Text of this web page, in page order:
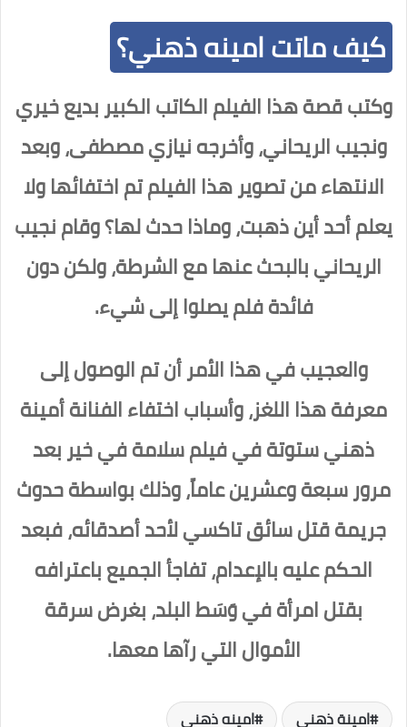
كيف ماتت امينه ذهني؟
وكتب قصة هذا الفيلم الكاتب الكبير بديع خيري
ونجيب الريحاني، وأخرجه نيازي مصطفى، وبعد
الانتهاء من تصوير هذا الفيلم تم اختفائها ولا
يعلم أحد أين ذهبت، وماذا حدث لها؟ وقام نجيب
الريحاني بالبحث عنها مع الشرطة، ولكن دون
فائدة فلم يصلوا إلى شيء.
والعجيب في هذا الأمر أن تم الوصول إلى
معرفة هذا اللغز، وأسباب اختفاء الفنانة أمينة
ذهني ستوتة في فيلم سلامة في خير بعد
مرور سبعة وعشرين عاماً، وذلك بواسطة حدوث
جريمة قتل سائق تاكسي لأحد أصدقائه، فبعد
الحكم عليه بالإعدام، تفاجأ الجميع باعترافه
بقتل امرأة في وَسَط البلد، بغرض سرقة
الأموال التي رآها معها.
امينة ذهني امينه ذهني